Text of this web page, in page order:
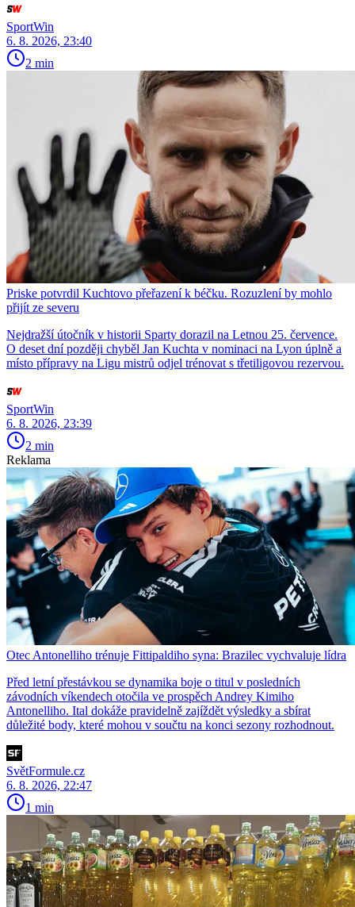
SportWin
6. 8. 2026, 23:40
2 min
Priske potvrdil Kuchtovo přeřazení k béčku. Rozuzlení by mohlo
přijít ze severu
Nejdražší útočník v historii Sparty dorazil na Letnou 25. července.
O deset dní později chyběl Jan Kuchta v nominaci na Lyon úplně a
místo přípravy na Ligu mistrů odjel trénovat s třetiligovou rezervou.
SportWin
6. 8. 2026, 23:39
2 min
Reklama
Otec Antonelliho trénuje Fittipaldiho syna: Brazilec vychvaluje lídra
Před letní přestávkou se dynamika boje o titul v posledních
závodních víkendech otočila ve prospěch Andrey Kimiho
Antonelliho. Ital dokáže pravidelně zajíždět výsledky a sbírat
důležité body, které mohou v součtu na konci sezony rozhodnout.
SvětFormule.cz
6. 8. 2026, 22:47
1 min